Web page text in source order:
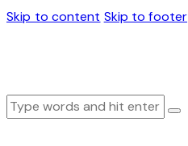
Skip to content Skip to footer